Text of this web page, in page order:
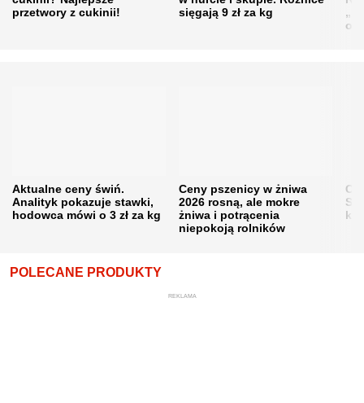
przetwory z cukinii!
sięgają 9 zł za kg
Aktualne ceny świń.
Analityk pokazuje stawki,
hodowca mówi o 3 zł za kg
Ceny pszenicy w żniwa
2026 rosną, ale mokre
żniwa i potrącenia
niepokoją rolników
POLECANE PRODUKTY
REKLAMA